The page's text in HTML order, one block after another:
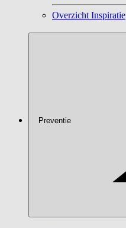
Overzicht Inspiratie
Preventie